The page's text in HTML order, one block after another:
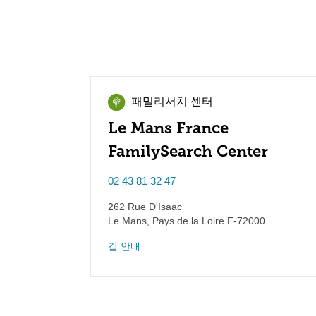
패밀리서치 센터
Le Mans France
FamilySearch Center
02 43 81 32 47
262 Rue D'Isaac
Le Mans Pays de la Loire F-72000
길 안내